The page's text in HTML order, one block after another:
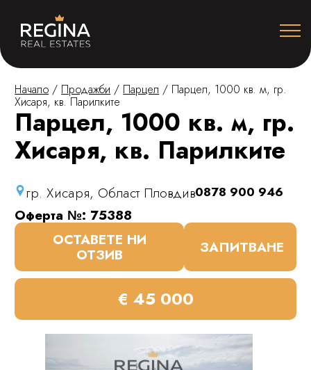
Начало / Продажби / Парцел / Парцел, 1000 кв. м, гр.
Хисаря, кв. Парилките
Парцел, 1000 кв. м, гр.
Хисаря, кв. Парилките
гр. Хисаря, Област Пловдив0878 900 946
Оферта №: 75388
ОСТАВЕТЕ НИ
ОТЗИВ ЗАПИТВАНЕ
€ 45 000